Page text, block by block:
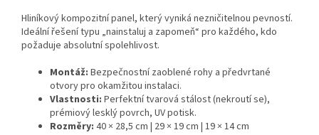
Hliníkový kompozitní panel, který vyniká nezničitelnou pevností.
Ideální řešení typu „nainstaluj a zapomeň“ pro každého, kdo
požaduje absolutní spolehlivost.
Montáž: Bezpečnostní zaoblené rohy a předvrtané
otvory pro okamžitou instalaci.
Vlastnosti: Perfektní tvarová stálost (nekroutí se),
prémiový lesklý povrch, UV potisk.
Rozměry: 40 × 28,5 cm | 29 × 19 cm | 19 × 14 cm